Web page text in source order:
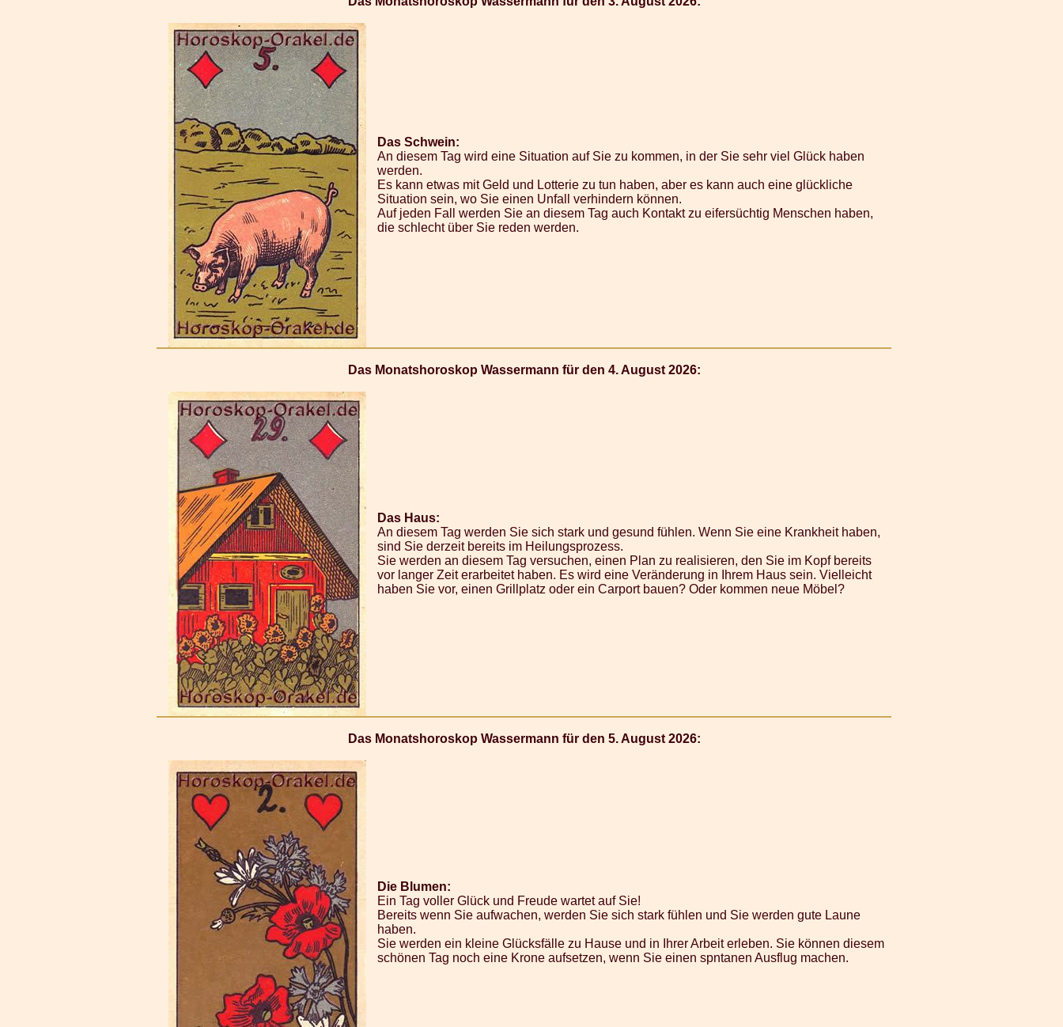
Das Schwein:
An diesem Tag wird eine Situation auf Sie zu kommen, in der Sie sehr viel Glück haben
werden.
Es kann etwas mit Geld und Lotterie zu tun haben, aber es kann auch eine glückliche
Situation sein, wo Sie einen Unfall verhindern können.
Auf jeden Fall werden Sie an diesem Tag auch Kontakt zu eifersüchtig Menschen haben,
die schlecht über Sie reden werden.
Das Monatshoroskop Wassermann für den 4. August 2026:
Das Haus:
An diesem Tag werden Sie sich stark und gesund fühlen. Wenn Sie eine Krankheit haben,
sind Sie derzeit bereits im Heilungsprozess.
Sie werden an diesem Tag versuchen, einen Plan zu realisieren, den Sie im Kopf bereits
vor langer Zeit erarbeitet haben. Es wird eine Veränderung in Ihrem Haus sein. Vielleicht
haben Sie vor, einen Grillplatz oder ein Carport bauen? Oder kommen neue Möbel?
Das Monatshoroskop Wassermann für den 5. August 2026:
Die Blumen:
Ein Tag voller Glück und Freude wartet auf Sie!
Bereits wenn Sie aufwachen, werden Sie sich stark fühlen und Sie werden gute Laune
haben.
Sie werden ein kleine Glücksfälle zu Hause und in Ihrer Arbeit erleben. Sie können diesem
schönen Tag noch eine Krone aufsetzen, wenn Sie einen spntanen Ausflug machen.